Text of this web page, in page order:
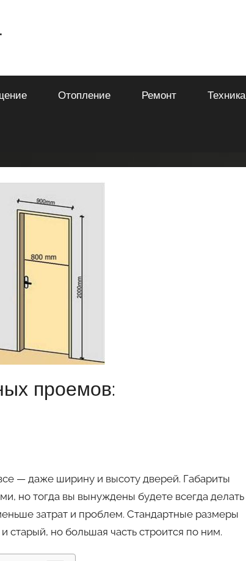
Отопление Ремонт Техника
проемов:
— даже ширину и высоту дверей. Габариты
но тогда вы вынуждены будете всегда делать
затрат и проблем. Стандартные размеры
но большая часть строится по ним.